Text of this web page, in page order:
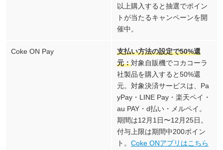
以上購入すると抽選でポイン
トが当たるキャンペーンを開
催中。
Coke ON Pay
支払い方法の設定で50%還
元：対象自販機でコカコーラ
社製品を購入すると50%還
元。対象決済サービスは、Pa
yPay・LINE Pay・楽天ペイ・
au PAY・d払い・メルペイ。
期間は12月1日〜12月25日。
付与上限は期間中200ポイン
ト。 Coke ONアプリはこちら